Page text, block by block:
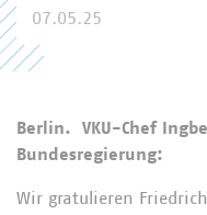
07.05.25
Berlin. VKU-Chef
Bundesregierung:
Wir gratulieren